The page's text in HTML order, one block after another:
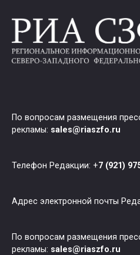
По вопросам размещения
рекламы: sales@riaszfo.ru
Телефон Редакции: +7 (921)
Адрес электронной почты
По вопросам размещения
рекламы: sales@riaszfo.ru